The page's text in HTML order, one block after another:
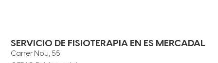
SERVICIO DE FISIOTERAPIA EN ES MERCADAL
Carrer Nou, 55